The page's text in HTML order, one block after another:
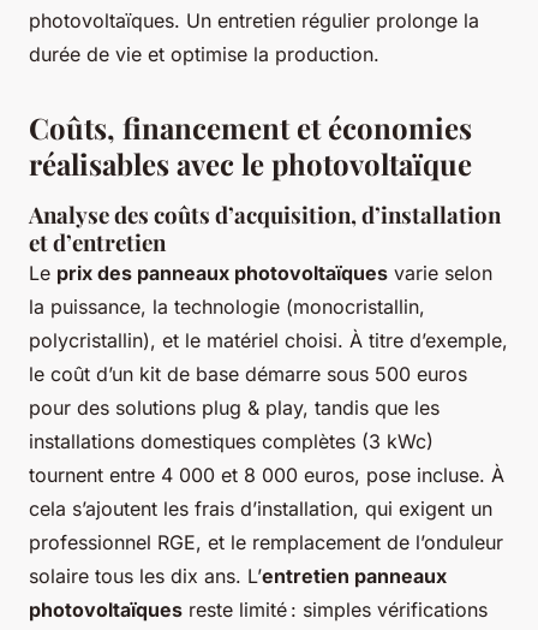
photovoltaïques. Un entretien régulier prolonge la
durée de vie et optimise la production.
Coûts, financement et économies
réalisables avec le photovoltaïque
Analyse des coûts d’acquisition, d’installation
et d’entretien
Le prix des panneaux photovoltaïques varie selon
la puissance, la technologie (monocristallin,
polycristallin), et le matériel choisi. À titre d’exemple,
le coût d’un kit de base démarre sous 500 euros
pour des solutions plug & play, tandis que les
installations domestiques complètes (3 kWc)
tournent entre 4 000 et 8 000 euros, pose incluse. À
cela s’ajoutent les frais d’installation, qui exigent un
professionnel RGE, et le remplacement de l’onduleur
solaire tous les dix ans. L’entretien panneaux
photovoltaïques reste limité : simples vérifications